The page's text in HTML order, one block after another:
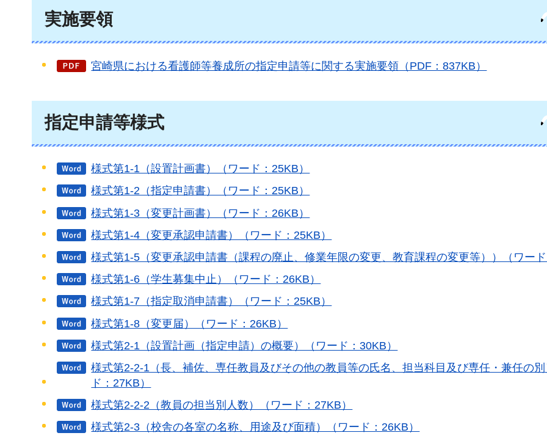
実施要領
宮崎県における看護師等養成所の指定申請等に関する実施要領（PDF：837KB）
指定申請等様式
様式第1-1（設置計画書）（ワード：25KB）
様式第1-2（指定申請書）（ワード：25KB）
様式第1-3（変更計画書）（ワード：26KB）
様式第1-4（変更承認申請書）（ワード：25KB）
様式第1-5（変更承認申請書（課程の廃止、修業年限の変更、教育課程の変更等））（ワード
様式第1-6（学生募集中止）（ワード：26KB）
様式第1-7（指定取消申請書）（ワード：25KB）
様式第1-8（変更届）（ワード：26KB）
様式第2-1（設置計画（指定申請）の概要）（ワード：30KB）
様式第2-2-1（長、補佐、専任教員及びその他の教員等の氏名、担当科目及び専任・兼任の
ド：27KB）
様式第2-2-2（教員の担当別人数）（ワード：27KB）
様式第2-3（校舎の各室の名称、用途及び面積）（ワード：26KB）